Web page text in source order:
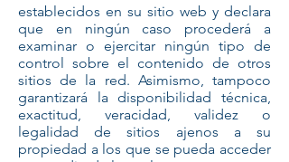
establecidos en su sitio web y declara
que en ningún caso procederá a
examinar o ejercitar ningún tipo de
control sobre el contenido de otros
sitios de la red. Asimismo, tampoco
garantizará la disponibilidad técnica,
exactitud, veracidad, validez o
legalidad de sitios ajenos a su
propiedad a los que se pueda acceder